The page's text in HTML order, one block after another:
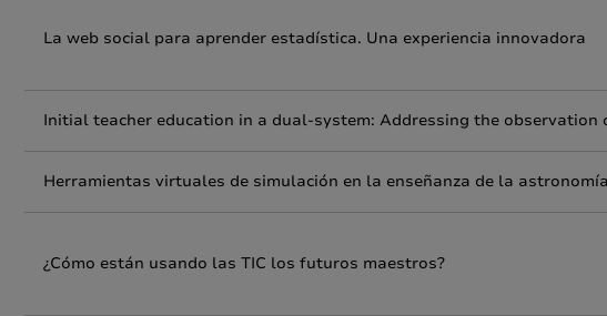
La web social para aprender estadística. Una experiencia innovadora
Initial teacher education in a dual-system: Addressing the observation
Herramientas virtuales de simulación en la enseñanza de la
¿Cómo están usando las TIC los futuros maestros?